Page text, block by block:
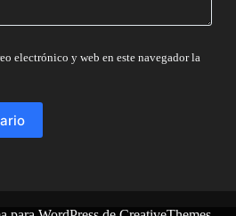
electrónico y web en este navegador la